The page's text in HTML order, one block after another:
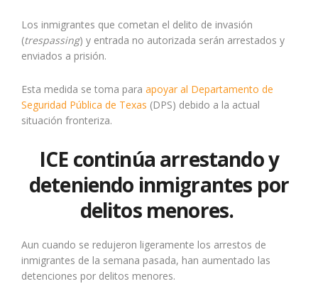
Los inmigrantes que cometan el delito de invasión
(trespassing) y entrada no autorizada serán arrestados y
enviados a prisión.
Esta medida se toma para apoyar al Departamento de
Seguridad Pública de Texas (DPS) debido a la actual
situación fronteriza.
ICE continúa arrestando y
deteniendo inmigrantes por
delitos menores.
Aun cuando se redujeron ligeramente los arrestos de
inmigrantes de la semana pasada, han aumentado las
detenciones por delitos menores.